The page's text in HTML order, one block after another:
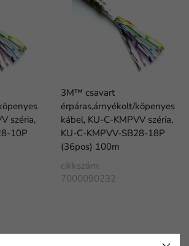
széria,
10P
3M™ csavart
érpáras,árnyékolt/köpenyes
kábel, KU-C-KMPVV széria,
KU-C-KMPVV-SB28-18P
(36pos) 100m
cikkszám:
7000090232